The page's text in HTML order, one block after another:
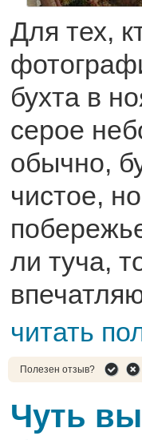
Для тех,
бухта в
серое
обычно,
чистое,
ли туча,
читать
Полезен отзыв?
Чуть